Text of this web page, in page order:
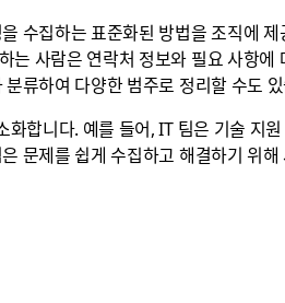
수집하는 표준화된 방법을 조직에
는 사람은 연락처 정보와 필요 사항
류하여 다양한 범주로 정리할 수도
합니다. 예를 들어, IT 팀은 기술 지
문제를 쉽게 수집하고 해결하기 위